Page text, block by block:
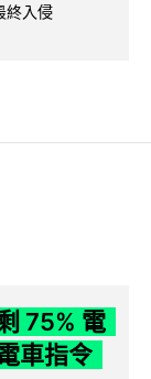
終入侵
75% 電
車指令